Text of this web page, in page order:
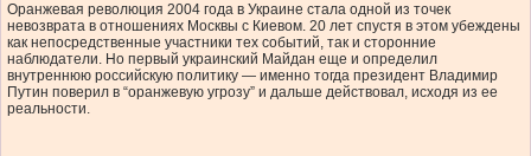
Оранжевая революция 2004 года в Украине стала одной из точек
невозврата в отношениях Москвы с Киевом. 20 лет спустя в этом убеждены
как непосредственные участники тех событий, так и сторонние
наблюдатели. Но первый украинский Майдан еще и определил
внутреннюю российскую политику — именно тогда президент Владимир
Путин поверил в “оранжевую угрозу” и дальше действовал, исходя из ее
реальности.